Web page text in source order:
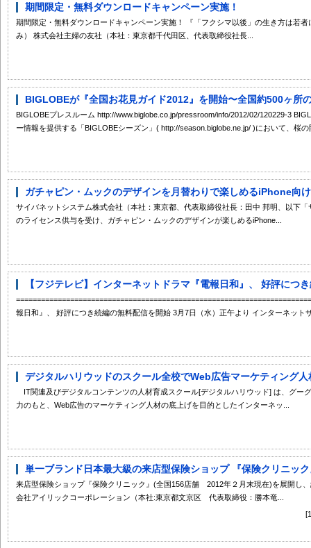
期間限定・無料ダウンロードキャンペーン実施！
期間限定・無料ダウンロードキャンペーン実施！ 『「フクシマ以後」の生き方は
み） 株式会社主婦の友社（本社：東京都千代田区、代表取締役社長...
BIGLOBEが『全国お花見ガイド2012』を開始〜全国約500ヶ所
BIGLOBEプレスルーム http://www.biglobe.co.jp/pressroom/info/2012/02/120229-3
ー情報を提供する「BIGLOBEシーズン」( http://season.biglobe.ne.jp/ )において、桜
ガチャピン・ムックのデザインを月替わりで楽しめるiPhone向
サイバネットシステム株式会社（本社：東京都、代表取締役社長：田中 邦明、以下
のライセンス供与を受け、ガチャピン・ムックのデザインが楽しめるiPhone...
【フジテレビ】インターネットドラマ『電報日和』、 好評につ
報日和』、 好評につき続編の無料配信を開始 3月7日（水）正午より インターネット
デジタルハリウッドのスクール全校でWeb広告マーケティング
IT関連及びデジタルコンテンツの人材育成スクール[デジタルハリウッド] は、グ
力のもと、Web広告のマーケティング人材の底上げを目的としたインターネッ...
単一ブランド日本最大級の来店型保険ショップ 『保険クリニッ
来店型保険ショップ『保険クリニック』(全国156店舗 2012年２月末現在)を展開し
会社アイリックコーポレーション（本社:東京都文京区 代表取締役：勝本竜...